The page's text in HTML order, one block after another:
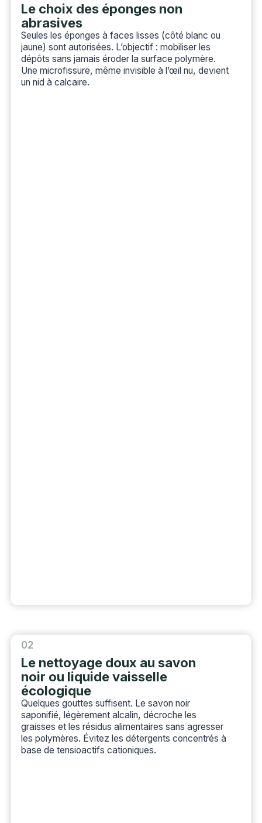
Le choix des éponges non
abrasives
Seules les éponges à faces lisses (côté blanc ou
jaune) sont autorisées. L’objectif : mobiliser les
dépôts sans jamais éroder la surface polymère.
Une microfissure, même invisible à l’œil nu, devient
un nid à calcaire.
02
Le nettoyage doux au savon
noir ou liquide vaisselle
écologique
Quelques gouttes suffisent. Le savon noir
saponifié, légèrement alcalin, décroche les
graisses et les résidus alimentaires sans agresser
les polymères. Évitez les détergents concentrés à
base de tensioactifs cationiques.